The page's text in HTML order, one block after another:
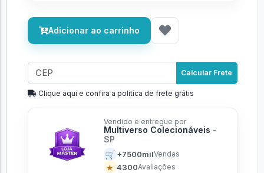
Adicionar ao carrinho
Calcular Frete
Clique aqui e confira a politíca de frete grátis
Vendido e entregue por
Multiverso Colecionáveis -
SP
🛒 +7500milVendas
★ 4300Avaliações